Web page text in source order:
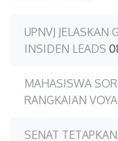
UPNVJ JELASKAN
INSIDEN LEADS
MAHASISWA
RANGKAIAN
SENAT